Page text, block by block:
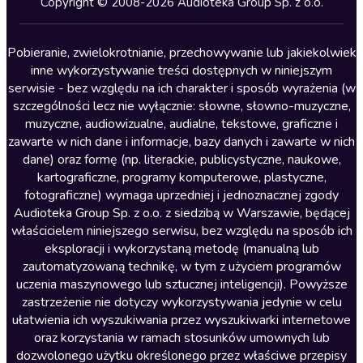
Lektury szkolne
Literatura anglojęzyczna
Literatura faktu
Literatura obyczajowa
Literatura piękna obca
Literatura piękna polska
Nagrania relaksacyjne
Nauka języków
Nauki humanistyczne
Podcasty i audycje
Polityka
Prasa
Religia
Pobieranie, zwielokrotnianie, przechowywanie lub jakiekolwiek
inne wykorzystywanie treści dostępnych w niniejszym
serwisie - bez względu na ich charakter i sposób wyrażenia (w
szczególności lecz nie wyłącznie: słowne, słowno-muzyczne,
muzyczne, audiowizualne, audialne, tekstowe, graficzne i
zawarte w nich dane i informacje, bazy danych i zawarte w nich
dane) oraz formę (np. literackie, publicystyczne, naukowe,
kartograficzne, programy komputerowe, plastyczne,
fotograficzne) wymaga uprzedniej i jednoznacznej zgody
Audioteka Group Sp. z o.o. z siedzibą w Warszawie, będącej
właścicielem niniejszego serwisu, bez względu na sposób ich
eksploracji i wykorzystaną metodę (manualną lub
zautomatyzowaną technikę, w tym z użyciem programów
uczenia maszynowego lub sztucznej inteligencji). Powyższe
zastrzeżenie nie dotyczy wykorzystywania jedynie w celu
ułatwienia ich wyszukiwania przez wyszukiwarki internetowe
oraz korzystania w ramach stosunków umownych lub
dozwolonego użytku określonego przez właściwe przepisy